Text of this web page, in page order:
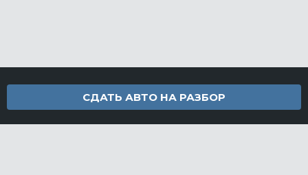
СДАТЬ АВТО НА РАЗБОР